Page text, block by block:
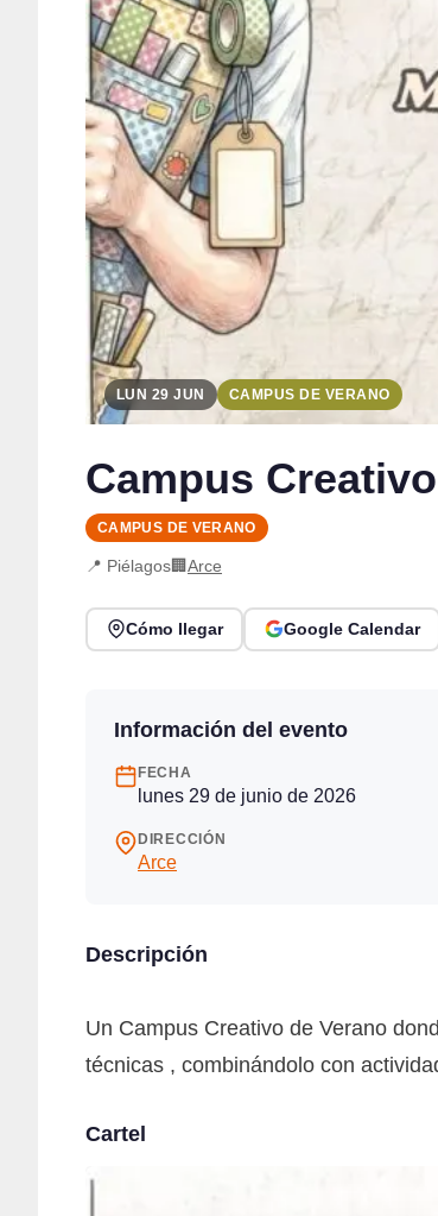
LUN 29 JUN CAMPUS DE VERANO
Campus
CAMPUS DE VERANO
📍 Piélagos🏢Arce
Cómo llegar Google Calendar
Información del evento
FECHA
lunes 29 de junio de 2026
DIRECCIÓN
Arce
Descripción
Un Campus Creativo de Verano
técnicas , combinándolo con
Cartel